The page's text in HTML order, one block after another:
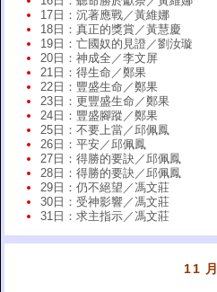
17日：沉著應戰／黃維娜
18日：真正的獎賞／黃慧慶
19日：亡國奴的見證／劉汝璇
20日：神成全／李文屏
21日：得生命／鄭果
22日：豐盛生命／鄭果
23日：更豐盛生命／鄭果
24日：豐盛腳蹤／鄭果
25日：不要上當／邱佩鳳
26日：平安／邱佩鳳
27日：得勝的要訣／邱佩鳳
28日：得勝的要訣／邱佩鳳
29日：仍不絕望／馮文莊
30日：受神影響／馮文莊
31日：求主指示／馮文莊
11 月